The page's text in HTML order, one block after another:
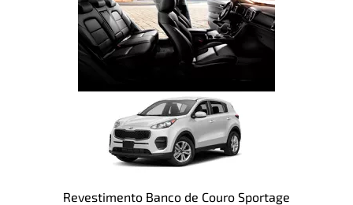
Revestimento Banco de Couro Sportage